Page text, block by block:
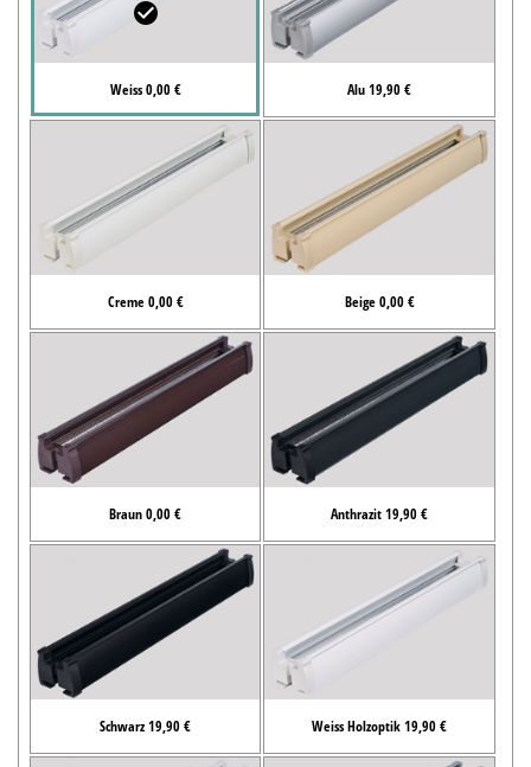
Weiss 0,00 € Alu 19,90 €
Creme 0,00 € Beige 0,00 €
Braun 0,00 € Anthrazit 19,90 €
Schwarz 19,90 € Weiss Holzoptik 19,90 €